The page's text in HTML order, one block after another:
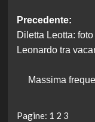
articolo
Precedente:
Diletta Leotta:
Leonardo tra
Massima
Pagine: 1 2 3